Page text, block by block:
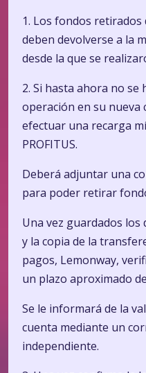
1. Los fondos retirados
deben devolverse a la
desde la que se
2. Si hasta ahora no
operación en su nueva
efectuar una recarga
PROFITUS.
Deberá adjuntar una
para poder retirar
Una vez guardados los
y la copia de la
pagos, Lemonway,
un plazo aproximado
Se le informará de la
cuenta mediante un
independiente.